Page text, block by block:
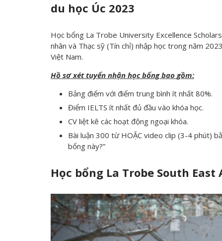
du học Úc 2023
Học bổng La Trobe University Excellence
nhân và Thạc sỹ (Tín chỉ) nhập học trong năm
Việt Nam.
Hồ sơ xét tuyển nhận học bổng bao gồm:
Bảng điểm với điểm trung bình ít nhất 80%.
Điểm IELTS ít nhất đủ đầu vào khóa học.
CV liệt kê các hoạt động ngoại khóa.
Bài luận 300 từ HOẶC video clip (3-4 phút)
bổng này?”
Học bổng La Trobe South East